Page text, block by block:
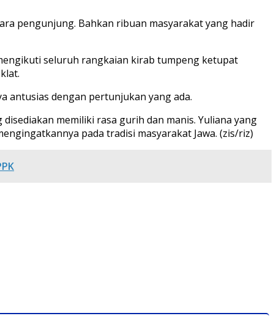
pengunjung. Bahkan ribuan masyarakat yang hadir
seluruh rangkaian kirab tumpeng ketupat
antusias dengan pertunjukan yang ada.
memiliki rasa gurih dan manis. Yuliana yang
pada tradisi masyarakat Jawa. (zis/riz)